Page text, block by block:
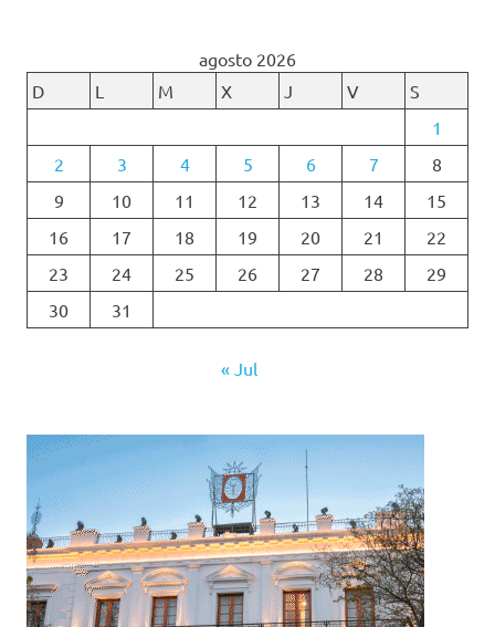
agosto 2026
D
L M X J V
S
1
2
3 4 5 6 7
8
9
10 11 12 13 14
15
16
17 18 19 20 21
22
23
24 25 26 27 28
29
30
31
« Jul